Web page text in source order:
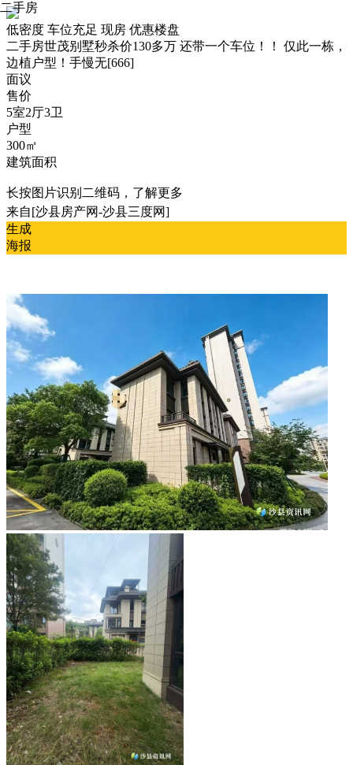
低密度 车位充足 现房 优惠楼盘
二手房世茂别墅秒杀价130多万 还带一个车位！！ 仅此一栋，
边植户型！手慢无[666]
面议
售价
5室2厅3卫
户型
300㎡
建筑面积
长按图片识别二维码，了解更多
来自[沙县房产网-沙县三度网]
生成
海报
二手房